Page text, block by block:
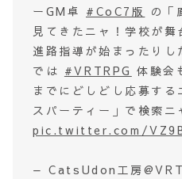
ーGM卓 #CoC7版 の「
見てきたニャ！学校が
進路指導が始まったりし
では #VRTRPG 体験会
までにどしどし応募す
スパーティー」で検索ニ
pic.twitter.com/
— CatsUdon工房